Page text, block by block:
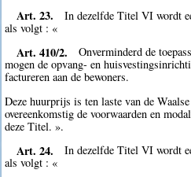
Art. 23.
In dezelfde Titel VI wordt
als volgt : «
Art. 410/2.
Onverminderd de
mogen de opvang- en
factureren aan de bewoners.
Deze huurprijs is ten laste van de
overeenkomstig de voorwaarden en
deze Titel. ».
Art. 24.
In dezelfde Titel VI wordt
als volgt : «